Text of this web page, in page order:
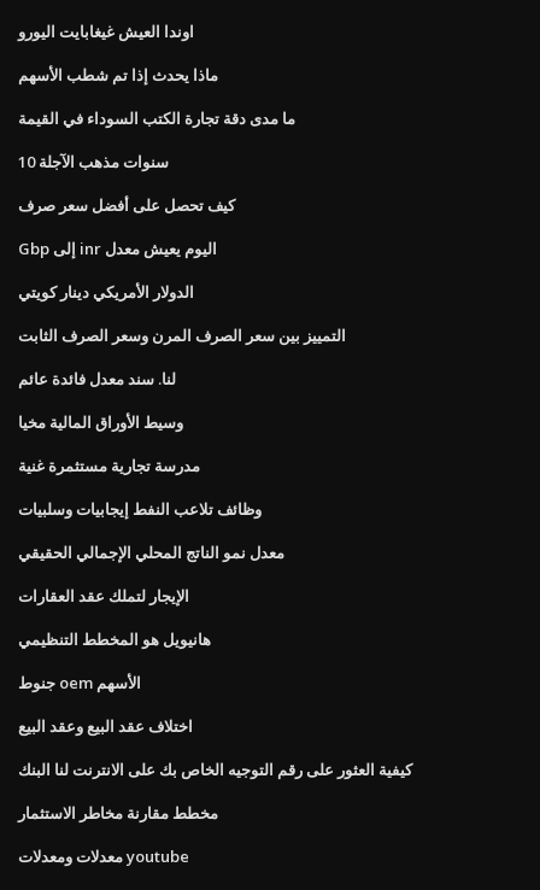
اوندا العيش غيغابايت اليورو
ماذا يحدث إذا تم شطب الأسهم
ما مدى دقة تجارة الكتب السوداء في القيمة
10 سنوات مذهب الآجلة
كيف تحصل على أفضل سعر صرف
Gbp إلى inr اليوم يعيش معدل
الدولار الأمريكي دينار كويتي
التمييز بين سعر الصرف المرن وسعر الصرف الثابت
لنا. سند معدل فائدة عائم
وسيط الأوراق المالية مخيا
مدرسة تجارية مستثمرة غنية
وظائف تلاعب النفط إيجابيات وسلبيات
معدل نمو الناتج المحلي الإجمالي الحقيقي
الإيجار لتملك عقد العقارات
هانيويل هو المخطط التنظيمي
جنوط oem الأسهم
اختلاف عقد البيع وعقد البيع
كيفية العثور على رقم التوجيه الخاص بك على الانترنت لنا البنك
مخطط مقارنة مخاطر الاستثمار
معدلات ومعدلات youtube